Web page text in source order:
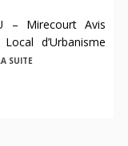
– Mirecourt Avis
d’Urbanisme
SUITE